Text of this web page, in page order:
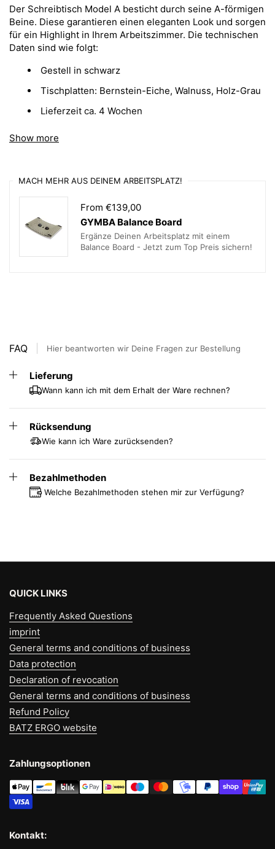
Show more
Der Schreibtisch Model A besticht durch seine A-förmigen
Beine. Diese garantieren einen eleganten Look und sorgen
für ein Highlight in Ihrem Arbeitszimmer. Die technischen
Daten sind wie folgt:
Gestell in schwarz
Tischplatten: Bernstein-Eiche, Walnuss, Holz-Grau
Lieferzeit ca. 4 Wochen
MACH MEHR AUS DEINEM ARBEITSPLATZ!
From €139,00
GYMBA Balance Board
Ergänze Deinen Arbeitsplatz mit einem
Balance Board - Jetzt zum Top Preis sichern!
FAQ Hier beantworten wir Deine Fragen zur Bestellung
Lieferung
Wann kann ich mit dem Erhalt der Ware rechnen?
Rücksendung
Wie kann ich Ware zurücksenden?
Bezahlmethoden
Welche Bezahlmethoden stehen mir zur Verfügung?
QUICK LINKS
Frequently Asked Questions
imprint
General terms and conditions of business
Data protection
Declaration of revocation
General terms and conditions of business
Refund Policy
BATZ ERGO website
Zahlungsoptionen
Kontakt: